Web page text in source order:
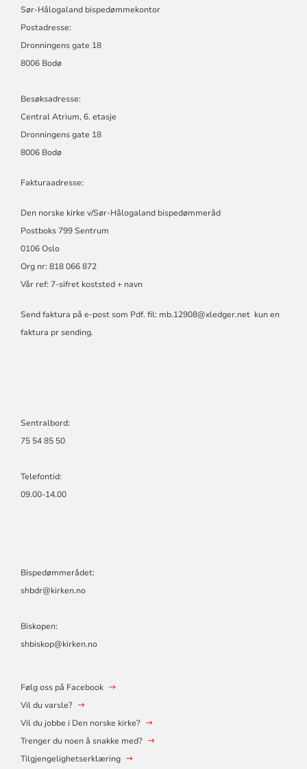
Sør-Hålogaland bispedømmekontor
Postadresse:
Dronningens gate 18
8006 Bodø
Besøksadresse:
Central Atrium, 6. etasje
Dronningens gate 18
8006 Bodø
Fakturaadresse:
Den norske kirke v/Sør-Hålogaland bispedømmeråd
Postboks 799 Sentrum
0106 Oslo
Org nr: 818 066 872
Vår ref: 7-sifret koststed + navn
Send faktura på e-post som Pdf. fil: mb.12908@xledger.netkun en
faktura pr sending.
Sentralbord:
75 54 85 50
Telefontid:
09.00-14.00
Bispedømmerådet:
shbdr@kirken.no
Biskopen:
shbiskop@kirken.no
Følg oss på Facebook
Vil du varsle?
Vil du jobbe i Den norske kirke?
Trenger du noen å snakke med?
Tilgjengelighetserklæring